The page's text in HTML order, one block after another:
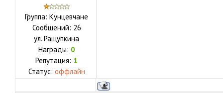
Группа: Кунцевчане
Сообщений: 26
ул. Ращупкина
Награды: 0
Репутация: 1
Статус: оффлайн